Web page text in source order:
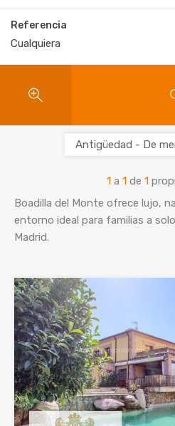
Referencia
1 a 1 de 1
Antigüedad - De
Boadilla del Monte ofrece lujo,
entorno ideal para familias a
Madrid.